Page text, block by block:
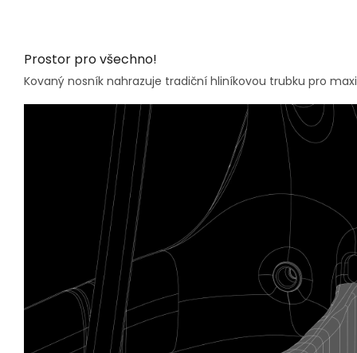
Prostor pro všechno!
Kovaný nosník nahrazuje tradiční hliníkovou trubku pro